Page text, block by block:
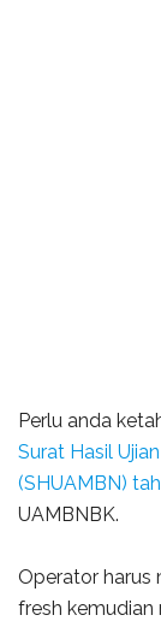
Perlu anda
Surat Hasil
(SHUAMBN)
UAMBNBK.
Operator harus
fresh kemudian